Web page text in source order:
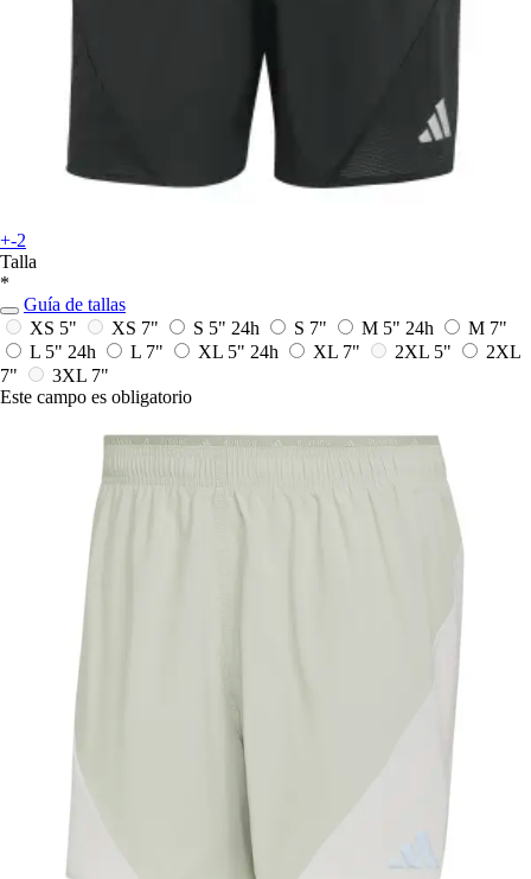
+-2
Talla
*
Guía de tallas
XS 5"
XS 7" S 5" 24h S 7" M 5" 24h
M 7"
L 5" 24h L 7" XL 5" 24h XL 7" 2XL 5"
2XL
7"
3XL 7"
Este campo es obligatorio